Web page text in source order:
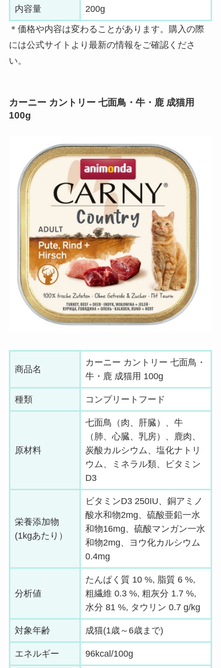
内容量 200g
＊価格や内容は変わることがあります。購入の際
には公式サイトより最新の情報をご確認くださ
い。
カーニー カントリー 七面鳥・牛・鹿 成猫用
100g
商品名
カーニー カントリー 七面鳥・
牛・鹿 成猫用 100g
種類 コンプリートフード
原材料
七面鳥（肉、肝臓）、牛
（肺、心臓、乳房）、鹿肉、
炭酸カルシウム、塩化ナトリ
ウム、ミネラル類、ビタミン
D3
栄養添加物
(1kgあたり）
ビタミンD3 250IU、銅アミノ
酸水和物2mg、硫酸亜鉛一水
和物16mg、硫酸マンガン一水
和物2mg、ヨウ化カルシウム
0.4mg
分析値
たんぱく質 10 %, 脂質 6 %,
粗繊維 0.3 %, 粗灰分 1.7 %,
水分 81 %, タウリン 0.7 g/kg
対象年齢 成猫(1歳～6歳まで)
エネルギー 96kcal/100g